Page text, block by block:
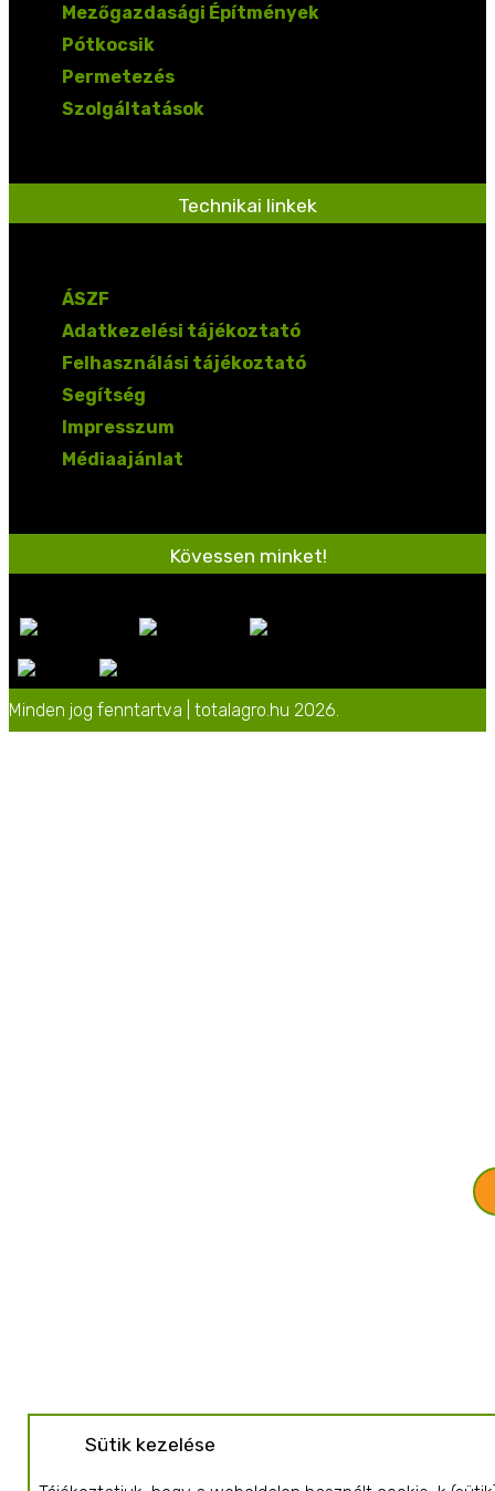
Mezőgazdasági Építmények
Pótkocsik
Permetezés
Szolgáltatások
Technikai linkek
ÁSZF
Adatkezelési tájékoztató
Felhasználási tájékoztató
Segítség
Impresszum
Médiaajánlat
Kövessen minket!
Minden jog fenntartva | totalagro.hu 2026.
Sütik kezelése